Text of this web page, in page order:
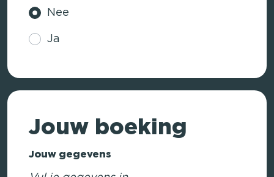
Nee
Ja
Jouw boeking
Jouw gegevens